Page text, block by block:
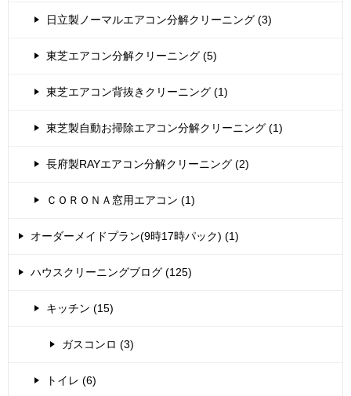
日立製ノーマルエアコン分解クリーニング (3)
東芝エアコン分解クリーニング (5)
東芝エアコン背抜きクリーニング (1)
東芝製自動お掃除エアコン分解クリーニング (1)
長府製RAYエアコン分解クリーニング (2)
ＣＯＲＯＮＡ窓用エアコン (1)
オーダーメイドプラン(9時17時パック) (1)
ハウスクリーニングブログ (125)
キッチン (15)
ガスコンロ (3)
トイレ (6)